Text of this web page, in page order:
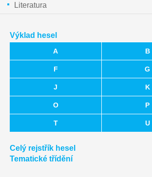
Literatura
Výklad hesel
A B
F G
J K
O P
T U
Celý rejstřík hesel
Tematické třídění